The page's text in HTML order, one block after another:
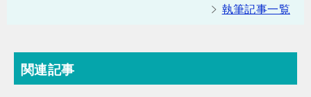
執筆記事一覧
関連記事